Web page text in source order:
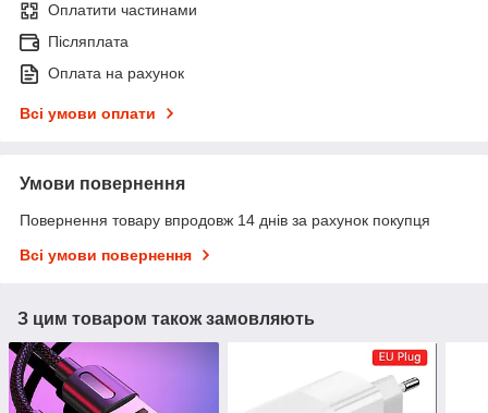
Оплатити частинами
Післяплата
Оплата на рахунок
Всі умови оплати
Умови повернення
Повернення товару впродовж 14 днів за рахунок покупця
Всі умови повернення
З цим товаром також замовляють